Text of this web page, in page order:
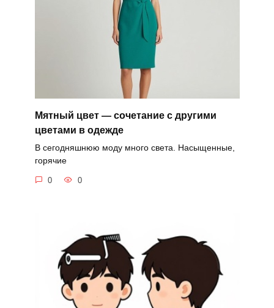
Мятный цвет — сочетание с другими
цветами в одежде
В сегодняшнюю моду много света. Насыщенные,
горячие
0 0